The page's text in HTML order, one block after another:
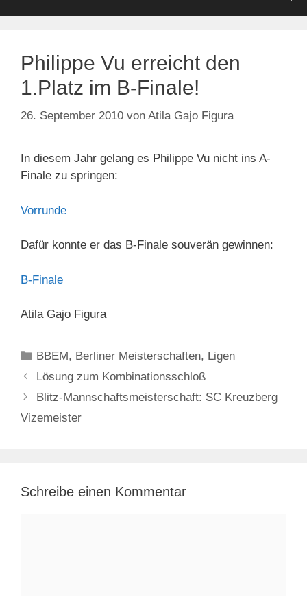
Philippe Vu erreicht den
1.Platz im B-Finale!
26. September 2010 von Atila Gajo Figura
In diesem Jahr gelang es Philippe Vu nicht ins A-
Finale zu springen:
Vorrunde
Dafür konnte er das B-Finale souverän gewinnen:
B-Finale
Atila Gajo Figura
Kategorien
BBEM, Berliner Meisterschaften, Ligen
Lösung zum Kombinationsschloß
Blitz-Mannschaftsmeisterschaft: SC Kreuzberg
Vizemeister
Schreibe einen Kommentar